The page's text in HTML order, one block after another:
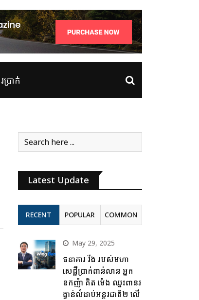
រាក់
Latest Update
RECENT POPULAR COMMON
May 29, 2025
ធនាគារ វីង របស់មហា
សេដ្ឋីប្រាក់ពាន់លាន អ្នក
ឧកញ៉ា គិត ម៉េង ឈ្នះពានរ
ង្វាន់លំដាប់អន្តរជាតិ២ លើ